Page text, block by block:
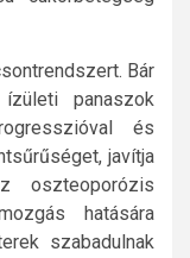
Bár
panaszok
és
javítja
oszteoporózis
hatására
szabadulnak